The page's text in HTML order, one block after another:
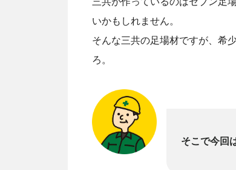
いかもしれません。
そんな三共の足場材ですが、希
ろ。
そこで今回